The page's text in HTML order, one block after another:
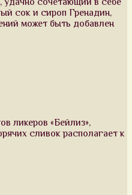
сок и сироп Гренадин,
может быть добавлен
ликеров «Бейлиз»,
сливок располагает к